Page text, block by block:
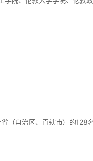
（自治区、直辖市）的128